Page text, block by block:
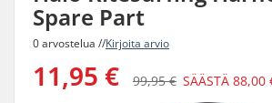
Spare Part
0 arvostelua //Kirjoita arvio
11,95 € 99,95 € SÄÄSTÄ 88,00